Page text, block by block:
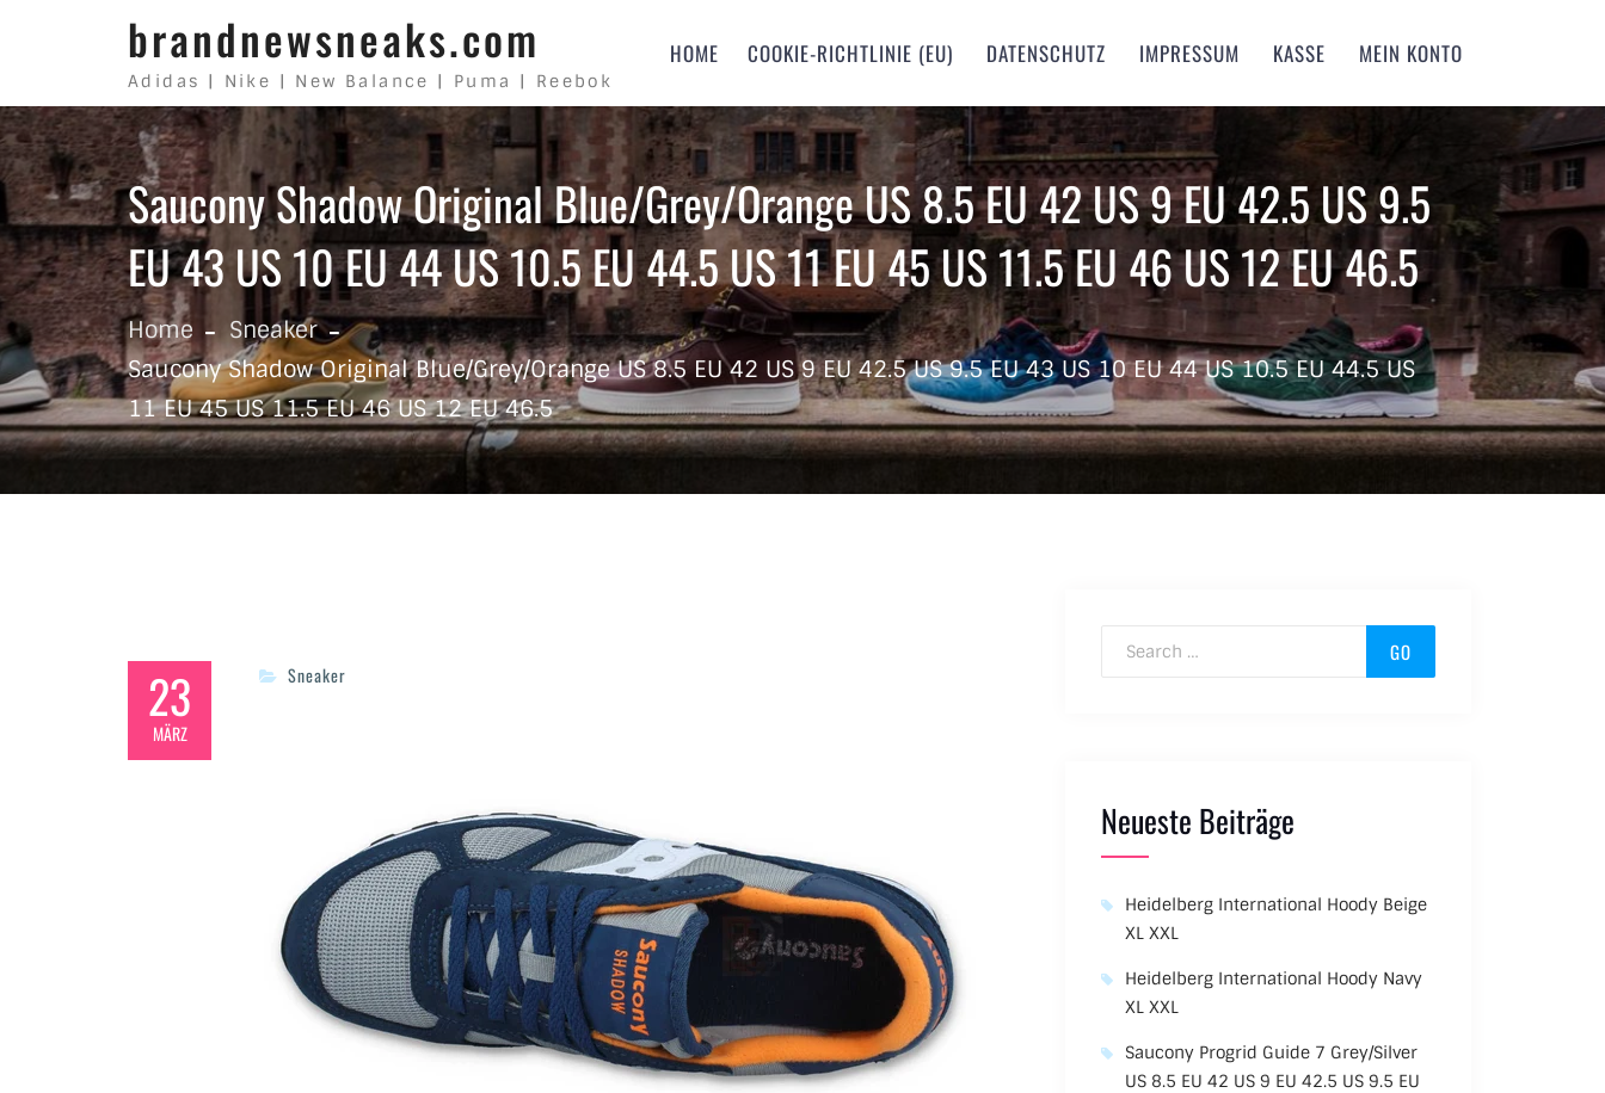
brandnewsneaks.com
Adidas | Nike | New Balance | Puma | Reebok
HOME COOKIE-RICHTLINIE (EU) DATENSCHUTZ IMPRESSUM KASSE MEIN KONTO
Saucony Shadow Original Blue/Grey/Orange US 8.5 EU 42 US 9 EU 42.5 US 9.5
EU 43 US 10 EU 44 US 10.5 EU 44.5 US 11 EU 45 US 11.5 EU 46 US 12 EU 46.5
Home
Sneaker
Saucony Shadow Original Blue/Grey/Orange US 8.5 EU 42 US 9 EU 42.5 US 9.5 EU 43 US 10 EU 44 US 10.5 EU 44.5 US
11 EU 45 US 11.5 EU 46 US 12 EU 46.5
23
MÄRZ
Sneaker
Search for:
Neueste Beiträge
Heidelberg International Hoody Beige
XL XXL
Heidelberg International Hoody Navy
XL XXL
Saucony Progrid Guide 7 Grey/Silver
US 8.5 EU 42 US 9 EU 42.5 US 9.5 EU